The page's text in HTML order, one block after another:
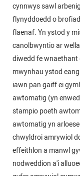
cynnwys sawl
flynyddoedd o
flaenaf. Yn ystod y
canolbwyntio ar
diwedd fe wnaethant
mwynhau ystod
iawn pan gaiff ei
awtomatig (yn
stampio poeth
awtomatig yn
chwyldroi amrywiol
effeithlon a manwl
nodweddion a'i